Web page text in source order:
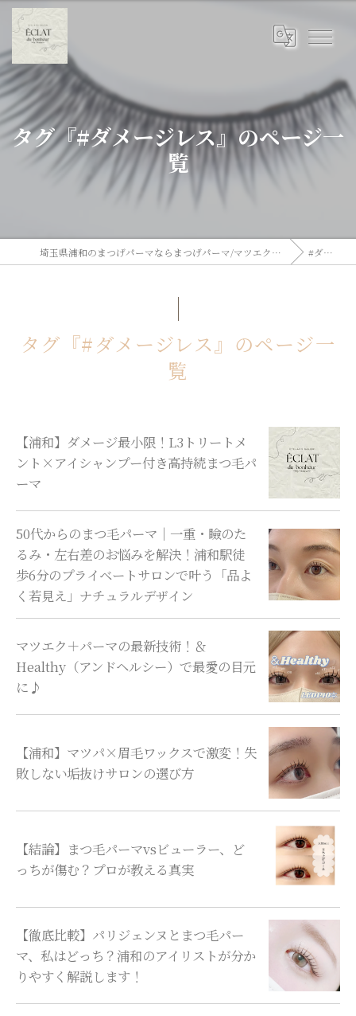
タグ『#ダメージレス』のページ一
覧
埼玉県浦和のまつげパーマならまつげパーマ/マツエク/眉毛 Eclat du Bonheur【エクラドゥボヌール】byMoana #ダメージレス
タグ『#ダメージレス』のページ一
覧
【浦和】ダメージ最小限！L3トリートメ
ント×アイシャンプー付き高持続まつ毛パ
ーマ
50代からのまつ毛パーマ｜一重・瞼のた
るみ・左右差のお悩みを解決！浦和駅徒
歩6分のプライベートサロンで叶う「品よ
く若見え」ナチュラルデザイン
マツエク＋パーマの最新技術！＆
Healthy（アンドヘルシー）で最愛の目元
に♪
【浦和】マツパ×眉毛ワックスで激変！失
敗しない垢抜けサロンの選び方
【結論】まつ毛パーマvsビューラー、ど
っちが傷む？プロが教える真実
【徹底比較】パリジェンヌとまつ毛パー
マ、私はどっち？浦和のアイリストが分か
りやすく解説します！